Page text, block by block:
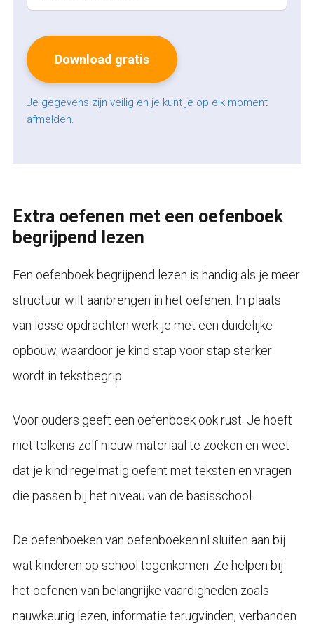
Je gegevens zijn veilig en je kunt je op elk moment
afmelden.
Extra oefenen met een oefenboek
begrijpend lezen
Een oefenboek begrijpend lezen is handig als je meer
structuur wilt aanbrengen in het oefenen. In plaats
van losse opdrachten werk je met een duidelijke
opbouw, waardoor je kind stap voor stap sterker
wordt in tekstbegrip.
Voor ouders geeft een oefenboek ook rust. Je hoeft
niet telkens zelf nieuw materiaal te zoeken en weet
dat je kind regelmatig oefent met teksten en vragen
die passen bij het niveau van de basisschool.
De oefenboeken van oefenboeken.nl sluiten aan bij
wat kinderen op school tegenkomen. Ze helpen bij
het oefenen van belangrijke vaardigheden zoals
nauwkeurig lezen, informatie terugvinden, verbanden